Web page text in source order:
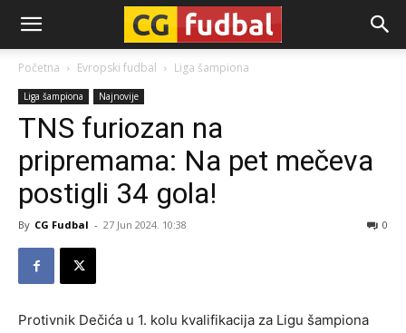
CG-
Fudbal
Početna Evropski fudbal Liga šampiona
Liga šampiona Najnovije
TNS furiozan na
pripremama: Na pet mečeva
postigli 34 gola!
By CG Fudbal - 27 Jun 2024. 10:38 0
Protivnik Dečića u 1. kolu kvalifikacija za Ligu šampiona